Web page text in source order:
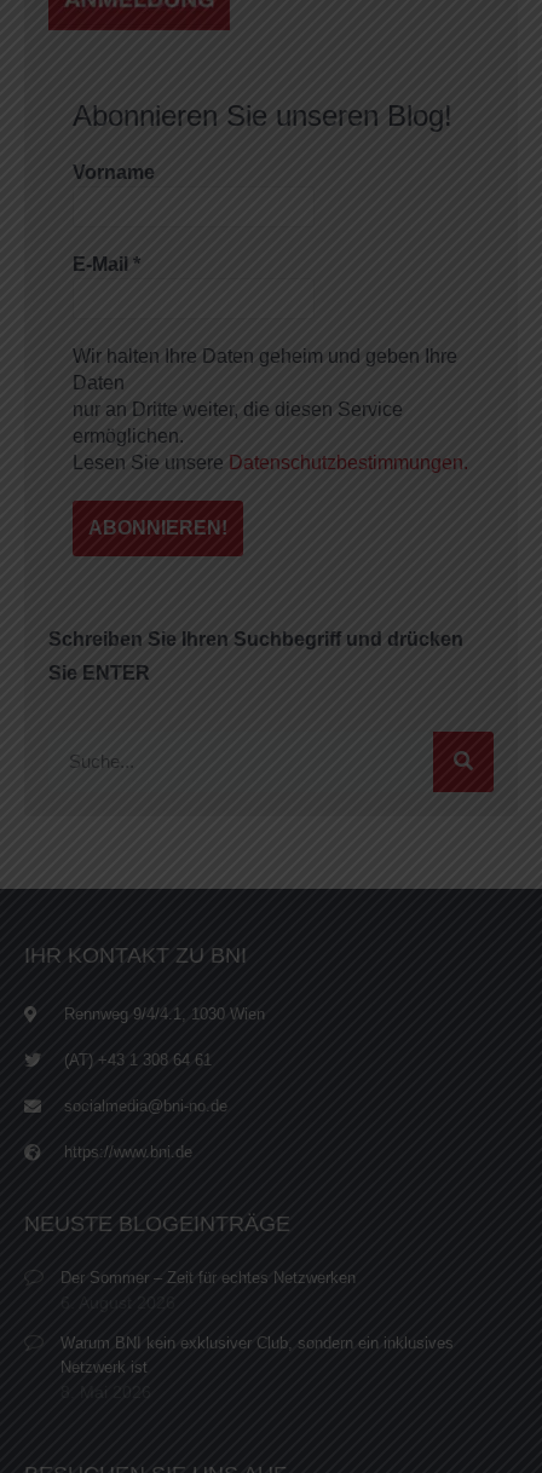
Abonnieren Sie unseren Blog!
Vorname
E-Mail *
Wir halten Ihre Daten geheim und geben Ihre
Daten
nur an Dritte weiter, die diesen Service
ermöglichen.
Lesen Sie unsere Datenschutzbestimmungen.
Schreiben Sie Ihren Suchbegriff und drücken
Sie ENTER
IHR KONTAKT ZU BNI
Rennweg 9/4/4.1, 1030 Wien
(AT) +43 1 308 64 61
socialmedia@bni-no.de
https://www.bni.de
NEUSTE BLOGEINTRÄGE
Der Sommer – Zeit für echtes Netzwerken
Warum BNI kein exklusiver Club, sondern ein inklusives
Netzwerk ist